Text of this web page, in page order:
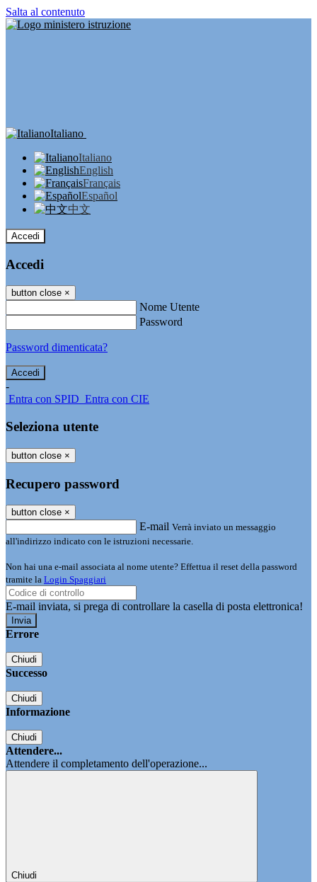
Salta al contenuto
Italiano
Italiano
English
Français
Español
中文
Accedi
Accedi
button close ×
Nome Utente
Password
Password dimenticata?
-
Entra con SPID Entra con CIE
Seleziona utente
button close ×
Recupero password
button close ×
E-mail Verrà inviato un messaggio
all'indirizzo indicato con le istruzioni necessarie.
Non hai una e-mail associata al nome utente? Effettua il reset della password
tramite la Login Spaggiari
E-mail inviata, si prega di controllare la casella di posta elettronica!
Errore
Chiudi
Successo
Chiudi
Informazione
Chiudi
Attendere...
Attendere il completamento dell'operazione...
Chiudi